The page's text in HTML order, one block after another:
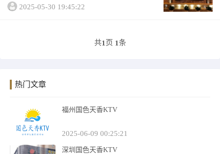
穆庄严地提醒着人们繁华之下勿忘过去的历
2025-05-30 19:45:22
共1 页 1条
热门文章
福州国色天香KTV
2025-06-09 00:25:21
深圳国色天香KTV